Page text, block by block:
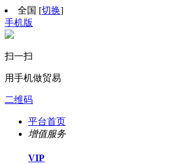
全国 [切换]
手机版
扫一扫
用手机做贸易
二维码
平台首页
增值服务
VIP